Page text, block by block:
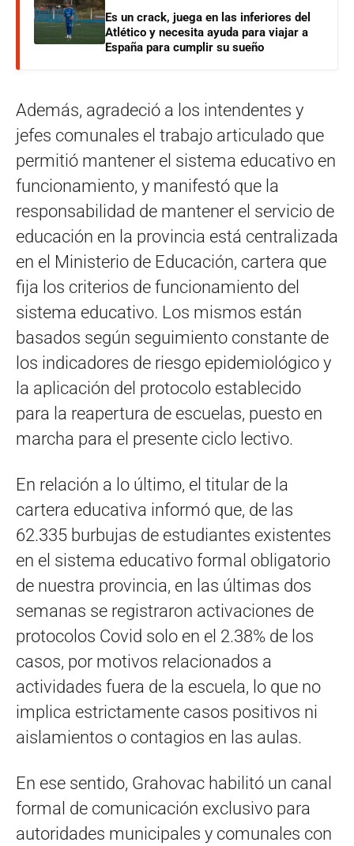
Es un crack, juega en las inferiores del
Atlético y necesita ayuda para viajar a
España para cumplir su sueño
Además, agradeció a los intendentes y
jefes comunales el trabajo articulado que
permitió mantener el sistema educativo en
funcionamiento, y manifestó que la
responsabilidad de mantener el servicio de
educación en la provincia está centralizada
en el Ministerio de Educación, cartera que
fija los criterios de funcionamiento del
sistema educativo. Los mismos están
basados según seguimiento constante de
los indicadores de riesgo epidemiológico y
la aplicación del protocolo establecido
para la reapertura de escuelas, puesto en
marcha para el presente ciclo lectivo.
En relación a lo último, el titular de la
cartera educativa informó que, de las
62.335 burbujas de estudiantes existentes
en el sistema educativo formal obligatorio
de nuestra provincia, en las últimas dos
semanas se registraron activaciones de
protocolos Covid solo en el 2.38% de los
casos, por motivos relacionados a
actividades fuera de la escuela, lo que no
implica estrictamente casos positivos ni
aislamientos o contagios en las aulas.
En ese sentido, Grahovac habilitó un canal
formal de comunicación exclusivo para
autoridades municipales y comunales con